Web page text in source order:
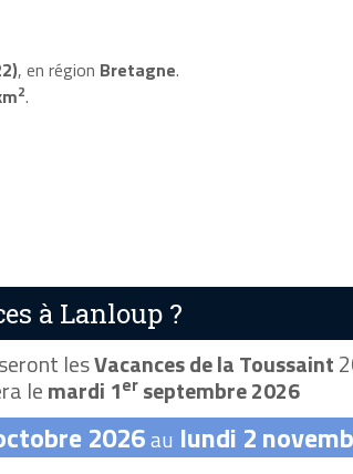
, en région Bretagne.
2.
à Lanloup ?
lesVacances de la Toussaint
lemardi 1erseptembre 2026
2026au lundi 2